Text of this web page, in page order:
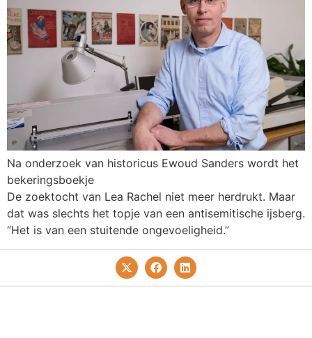
Na onderzoek van historicus Ewoud Sanders wordt het
bekeringsboekje
De zoektocht van Lea Rachel niet meer herdrukt. Maar
dat was slechts het topje van een antisemitische ijsberg.
“Het is van een stuitende ongevoeligheid.”